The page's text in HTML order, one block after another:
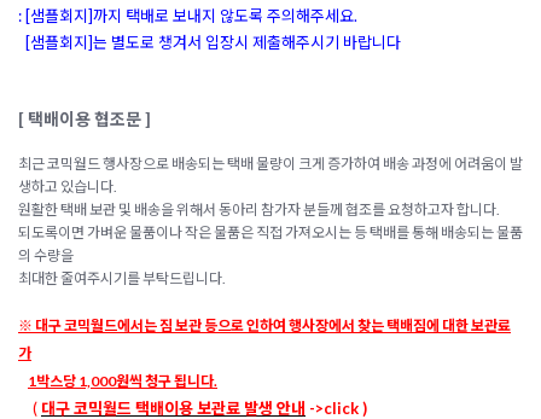
: [샘플회지]까지 택배로 보내지 않도록 주의해주세요.
[샘플회지]는 별도로 챙겨서 입장시 제출해주시기 바랍니다
[ 택배이용 협조문]
최근 코믹월드 행사장으로 배송되는 택배 물량이 크게 증가하여 배송 과정에 어려움이 발
생하고 있습니다.
원활한 택배 보관 및 배송을 위해서 동아리 참가자 분들께 협조를 요청하고자 합니다.
되도록이면 가벼운 물품이나 작은 물품은 직접 가져오시는 등 택배를 통해 배송되는 물품
의 수량을
최대한 줄여주시기를 부탁드립니다.
※ 대구 코믹월드에서는 짐 보관 등으로 인하여 행사장에서 찾는 택배짐에 대한 보관료
가
1박스당 1,000원씩 청구 됩니다.
( 대구 코믹월드 택배이용 보관료 발생 안내 ->click )